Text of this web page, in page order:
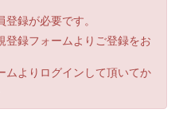
録が必要です。
登録フォームよりご登録をお
ムよりログインして頂いてか